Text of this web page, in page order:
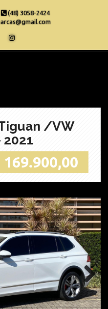
(48) 3058-2424
/VW
2021
169.900,00